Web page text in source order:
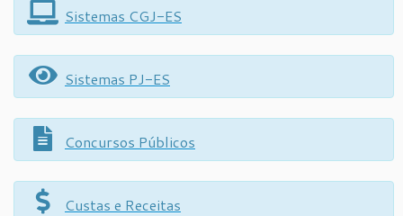
Sistemas CGJ-ES
Sistemas PJ-ES
Concursos Públicos
Custas e Receitas